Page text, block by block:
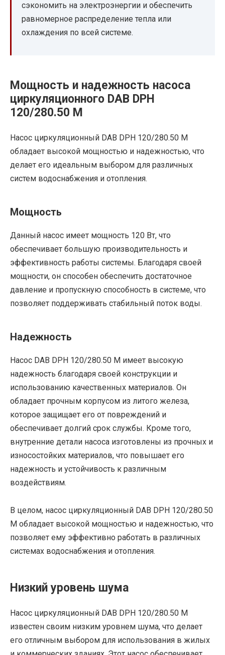
сэкономить на электроэнергии и обеспечить
равномерное распределение тепла или
охлаждения по всей системе.
Мощность и надежность насоса
циркуляционного DAB DPH
120/280.50 M
Насос циркуляционный DAB DPH 120/280.50 M
обладает высокой мощностью и надежностью, что
делает его идеальным выбором для различных
систем водоснабжения и отопления.
Мощность
Данный насос имеет мощность 120 Вт, что
обеспечивает большую производительность и
эффективность работы системы. Благодаря своей
мощности, он способен обеспечить достаточное
давление и пропускную способность в системе, что
позволяет поддерживать стабильный поток воды.
Надежность
Насос DAB DPH 120/280.50 M имеет высокую
надежность благодаря своей конструкции и
использованию качественных материалов. Он
обладает прочным корпусом из литого железа,
которое защищает его от повреждений и
обеспечивает долгий срок службы. Кроме того,
внутренние детали насоса изготовлены из прочных и
износостойких материалов, что повышает его
надежность и устойчивость к различным
воздействиям.
В целом, насос циркуляционный DAB DPH 120/280.50
M обладает высокой мощностью и надежностью, что
позволяет ему эффективно работать в различных
системах водоснабжения и отопления.
Низкий уровень шума
Насос циркуляционный DAB DPH 120/280.50 M
известен своим низким уровнем шума, что делает
его отличным выбором для использования в жилых